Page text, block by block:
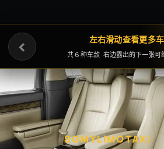
‹ 左右滑动查看更多
共 6 种车款 · 右边露出的下一张
SGMYLIMOTAXI